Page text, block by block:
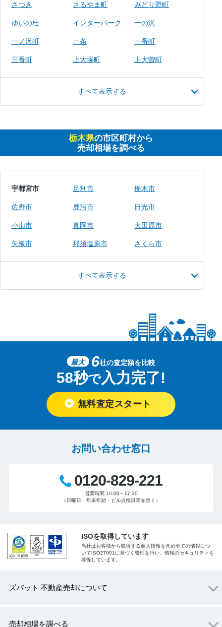
さつき さるやま町 みどり野町
ゆいの杜 インターパーク 一の沢
一ノ沢町 一条 一番町
三番町 上大塚町 上大曽町
すべて表示する
栃木県の市区町村から
売却相場を調べる
宇都宮市 足利市 栃木市
佐野市 鹿沼市 日光市
小山市 真岡市 大田原市
矢板市 那須塩原市 さくら市
すべて表示する
最大 6社の査定額を比較
58秒で入力完了!
無料査定スタート
お問い合わせ窓口
0120-829-221
営業時間 10:00～17:30
（日曜日・年末年始・ビル点検日等を除く）
ISOを取得しています
当社はお客様から取得する個人情報を含め全ての情報につ
いてISO27001に基づく管理を行い、情報のセキュリティを
確保しています。
ズバット 不動産売却について
売却相場を調べる